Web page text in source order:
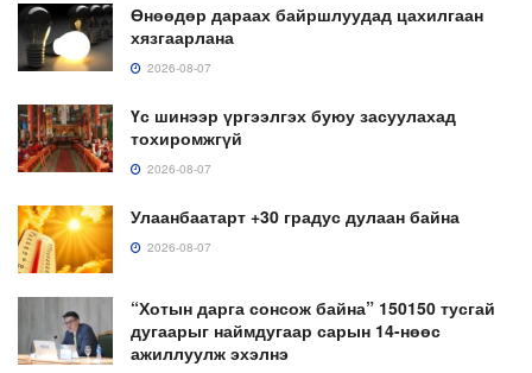
Өнөөдөр дараах байршлуудад цахилгаан
хязгаарлана
2026-08-07
Үс шинээр үргээлгэх буюу засуулахад
тохиромжгүй
2026-08-07
Улаанбаатарт +30 градус дулаан байна
2026-08-07
“Хотын дарга сонсож байна” 150150 тусгай
дугаарыг наймдугаар сарын 14-нөөс
ажиллуулж эхэлнэ